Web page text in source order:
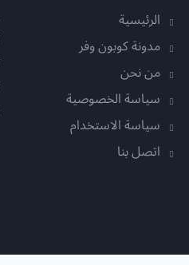
الرئيسية
مدونة كوبون وفر
من نحن
سياسة الخصوصية
سياسة الاستخدام
اتصل بنا